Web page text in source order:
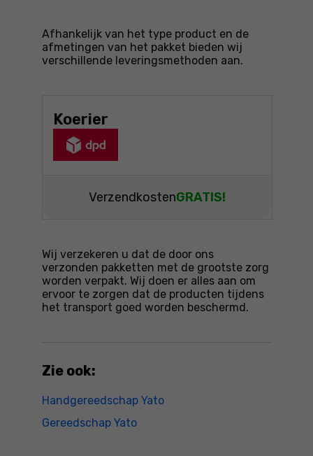
Afhankelijk van het type product en de
afmetingen van het pakket bieden wij
verschillende leveringsmethoden aan.
Koerier
VerzendkostenGRATIS!
Wij verzekeren u dat de door ons
verzonden pakketten met de grootste zorg
worden verpakt. Wij doen er alles aan om
ervoor te zorgen dat de producten tijdens
het transport goed worden beschermd.
Zie ook:
Handgereedschap Yato
Gereedschap Yato